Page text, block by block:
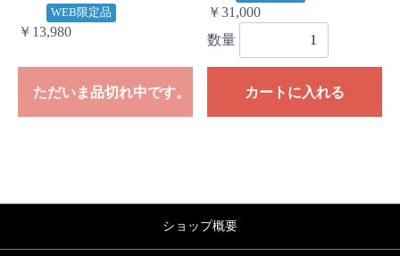
WEB限定品
￥13,980
ただいま品切れ中です。
￥31,000
数量
カートに入れる
ショップ概要